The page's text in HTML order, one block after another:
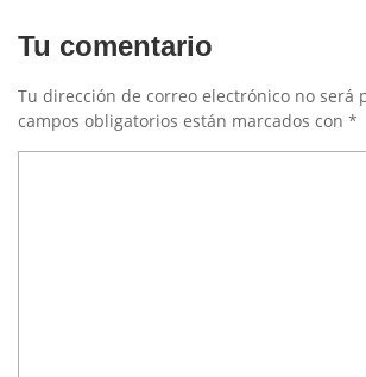
Tu comentario
Tu dirección de correo electrónico no será
campos obligatorios están marcados con *